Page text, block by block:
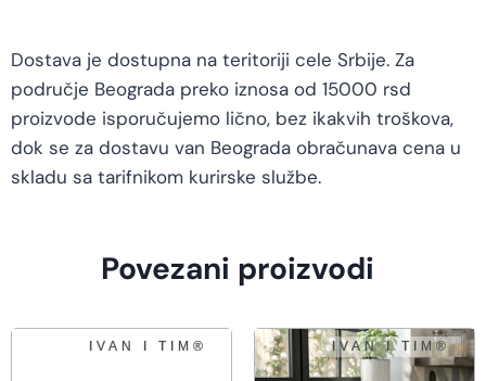
Dostava je dostupna na teritoriji cele Srbije. Za
područje Beograda preko iznosa od 15000 rsd
proizvode isporučujemo lično, bez ikakvih troškova,
dok se za dostavu van Beograda obračunava cena u
skladu sa tarifnikom kurirske službe.
Povezani proizvodi